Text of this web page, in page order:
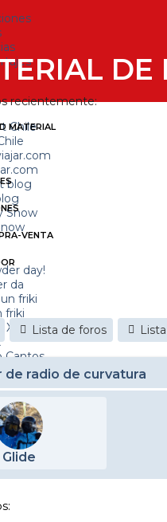
recientemente:
da
friki
DE
MATERIAL
VENTA
Lista de foros
de radio de curvatura
Glide